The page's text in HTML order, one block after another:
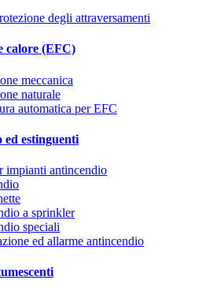
degli attraversamenti
calore (EFC)
meccanica
naturale
automatica per EFC
estinguenti
impianti antincendio
a sprinkler
speciali
ed allarme antincendio